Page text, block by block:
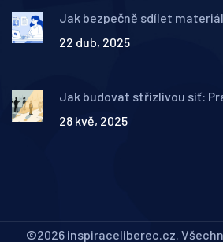
Jak bezpečně sdílet
22 dub, 2025
Jak budovat střízlivou síť:
doporučení
28 kvě, 2025
©2026 inspiraceliberec.cz.